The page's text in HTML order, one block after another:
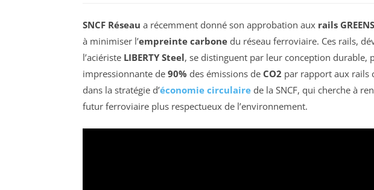
SNCF Réseau a récemment donné son approbation aux rails
à minimiser l’empreinte carbone du réseau ferroviaire. Ces rails,
l’aciériste LIBERTY Steel, se distinguent par leur conception durable,
impressionnante de 90% des émissions de CO2 par rapport aux rails
dans la stratégie d’économie circulaire de la SNCF, qui cherche à
futur ferroviaire plus respectueux de l’environnement.